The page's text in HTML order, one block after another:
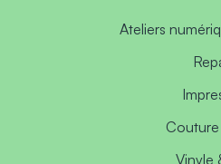
Ateliers
Vinyle